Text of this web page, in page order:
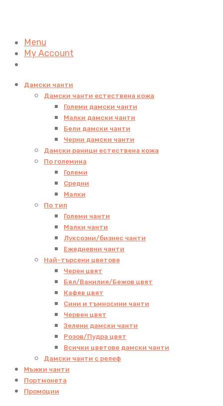
Menu
My Account
Дамски чанти
Дамски чанти естествена кожа
Големи дамски чанти
Малки дамски чанти
Бели дамски чанти
Черни дамски чанти
Дамски раници естествена кожа
По големина
Големи
Средни
Малки
По тип
Големи чанти
Малки чанти
Луксозни/бизнес чанти
Ежедневни чанти
Най-търсени цветове
Черен цвят
Бял/Ванилия/Бежов цвят
Кафяв цвят
Сини и тъмносини чанти
Червен цвят
Зелени дамски чанти
Розов/Пудра цвят
Всички цветове дамски чанти
Дамски чанти с релеф
Мъжки чанти
Портмонета
Промоции